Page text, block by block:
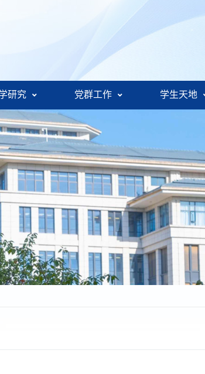
研究 党群工作 学生天地